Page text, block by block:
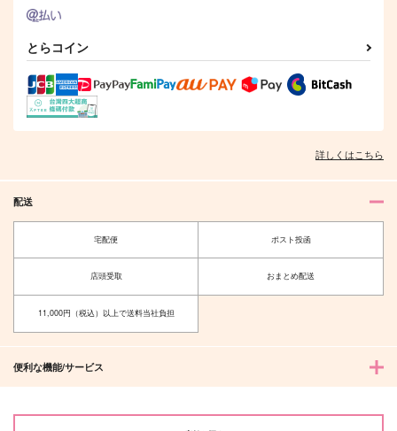
Silver Tree
944円（税込）
龍宮寺堅×花垣武道
944円（税込）
龍宮寺堅×三ツ谷隆 1,100
龍宮寺堅×花垣武道
作品詳細
希
三叉路カカオ
home.
紐なしバンジィ。
とらコイン
詳しくはこちら
配送
宅配便 ポスト投函
店頭受取 おまとめ配送
11,000円（税込）以上で送料当社負担
便利な機能/サービス